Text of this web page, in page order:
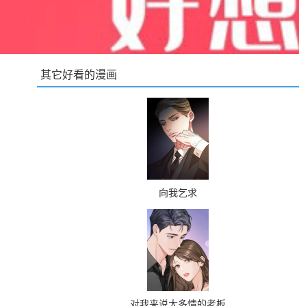
其它好看的漫画
向我乞求
对我来说太多情的老板